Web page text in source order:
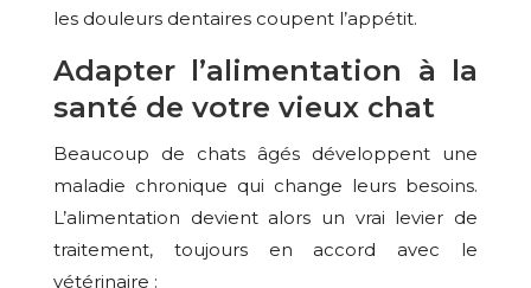
les douleurs dentaires coupent l’appétit.
Adapter l’alimentation à la
santé de votre vieux chat
Beaucoup de chats âgés développent une
maladie chronique qui change leurs besoins.
L’alimentation devient alors un vrai levier de
traitement, toujours en accord avec le
vétérinaire :